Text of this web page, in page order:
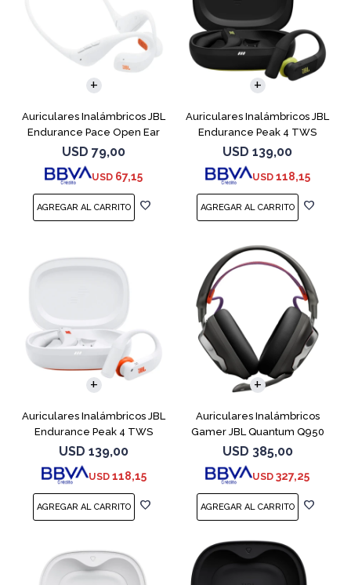
Auriculares Inalámbricos JBL
Endurance Pace Open Ear
Blanco
USD 79,00
USD 67,15
Auriculares Inalámbricos JBL
Endurance Peak 4 TWS
Negro
USD 139,00
USD 118,15
Auriculares Inalámbricos JBL
Endurance Peak 4 TWS
Blanco
USD 139,00
USD 118,15
Auriculares Inalámbricos
Gamer JBL Quantum Q950
Negro
USD 385,00
USD 327,25